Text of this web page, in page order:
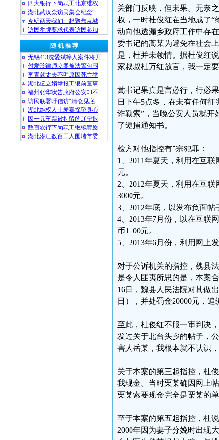
四大银行下岗职工北京维权
湖北武汉众访民集会纪念“
今明两天我们一起聚焦泉城
访民举牌要求代表访民参加
随 机 推 荐
无锡413沈愛斌等人案件将开
付爱玲律师立案被法警包围
李青就丈夫不明原因死亡举
湖北伍立娟举报工银前董事
福州张华状告政府公安却不
访民联署吁信访“清仓见底
湖北维权人士爱嘉探望良心
因一元车票被拘留的辽宁退
数百农行下岗职工继续请愿
湖北潜江数百工人围堵市委
关部门反映，但未果。无奈
权，一时杜俊红在当地成了“
动向他透漏乡政府工作中存
委书记的蒿某为避免在社会
是，杜并未领情。据杜俊红
家叔叔杜万红放言，我一定
蒿书记果真是言必行，行必
日下午5点多，在未有任何
诈勒索”，当晚公安人员就开
了逮捕通知书。
检方对他指控有5宗犯罪：
1、2011年夏天，利用在互
元。
2、2012年夏天，利用在互
3000元。
3、2012年底，以发布负面
4、2013年7月份，以在互联
币1100元。
5、2013年6月份，利用网上
对于公诉机关的指控，魏县
是令人匪夷所思的是，本案
16日，魏县人民法院对其做
日），并处罚金20000元，
至此，杜俊红不服一审判决
发过关于北台头乡的帖子，
害人岳某，我根本就不认识
关于本案的第三起指控，杜
我现金。当时栗某确因网上
栗某索要现金完全是栗某的
至于本案的第五起指控，杜
2000年因为妻子分娩时出现